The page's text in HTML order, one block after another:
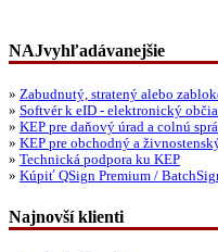
NAJvyhľadávanejšie
» Zabudnutý, stratený alebo
» Softvér k eID - elektronický
» KEP pre daňový úrad a colnú
» KEP pre obchodný a
» Technická podpora ku KEP
» Kúpiť QSign Premium /
Najnovší klienti